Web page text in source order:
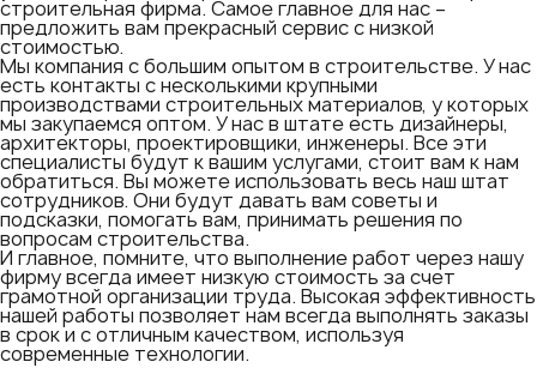
строительная фирма. Самое главное для нас –
предложить вам прекрасный сервис с низкой
стоимостью.
Мы компания с большим опытом в строительстве. У нас
есть контакты с несколькими крупными
производствами строительных материалов, у которых
мы закупаемся оптом. У нас в штате есть дизайнеры,
архитекторы, проектировщики, инженеры. Все эти
специалисты будут к вашим услугами, стоит вам к нам
обратиться. Вы можете использовать весь наш штат
сотрудников. Они будут давать вам советы и
подсказки, помогать вам, принимать решения по
вопросам строительства.
И главное, помните, что выполнение работ через нашу
фирму всегда имеет низкую стоимость за счет
грамотной организации труда. Высокая эффективность
нашей работы позволяет нам всегда выполнять заказы
в срок и с отличным качеством, используя
современные технологии.